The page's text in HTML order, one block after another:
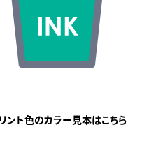
ント色のカラー見本はこちら